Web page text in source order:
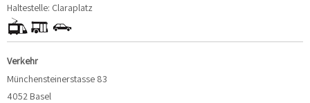
Haltestelle: Claraplatz
Verkehr
Münchensteinerstasse 83
4052 Basel